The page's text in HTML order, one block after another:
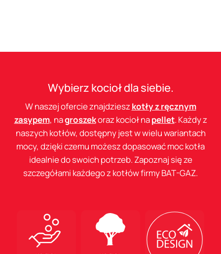
Wybierz kocioł dla siebie.
W naszej ofercie znajdzieszkotły z ręcznym
zasypem, nagroszekoraz kocioł napellet. Każdy z
naszych kotłów, dostępny jest w wielu wariantach
mocy, dzięki czemu możesz dopasować moc kotła
idealnie do swoich potrzeb. Zapoznaj się ze
szczegółami każdego z kotłów firmy BAT-GAZ.